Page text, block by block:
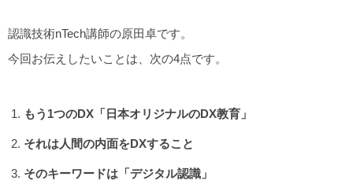
認識技術nTech講師の原田卓です。
今回お伝えしたいことは、次の4点です。
もう1つのDX「日本オリジナルのDX教育」
それは人間の内面をDXすること
そのキーワードは「デジタル認識」